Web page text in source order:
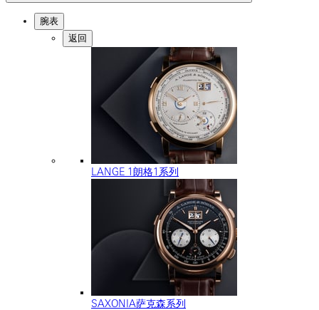
腕表
返回
LANGE 1朗格1系列
SAXONIA萨克森系列